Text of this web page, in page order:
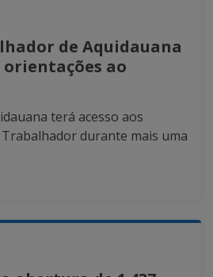
de Aquidauana
orientações ao
terá acesso aos
Trabalhador durante mais uma